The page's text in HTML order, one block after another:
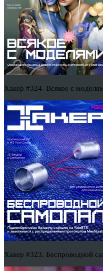
Хакер #324. Всякое с
Хакер #323. Беспроводной